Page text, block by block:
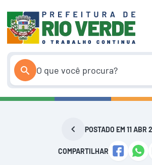
conteúdo
POSTADO EM 11 ABR
COMPARTILHAR